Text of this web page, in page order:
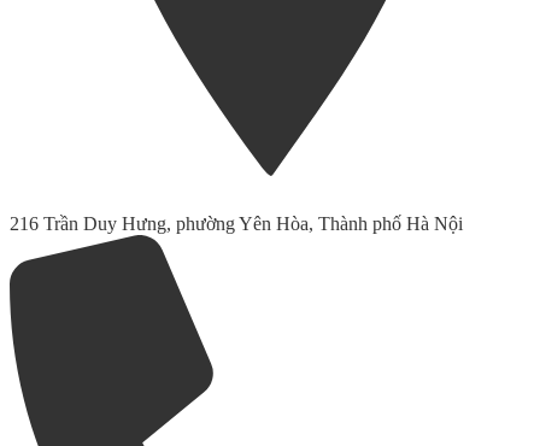
216 Trần Duy Hưng, phường Yên Hòa, Thành phố Hà Nội